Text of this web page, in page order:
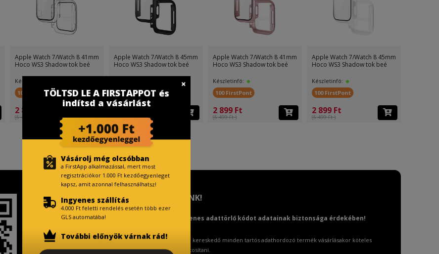
Apple Watch 7/Watch 8 41mm
Hoco WS3 Shadow tok beé
Készletinfó:
100 FirstPont
2 899 Ft
(5 499 Ft )
Apple Watch 7/Watch 8 45mm
Hoco WS3 Shadow tok beé
100 FirstPont
2 899 Ft
(5 499 Ft )
Apple Watch 7/Watch 8 41mm
Hoco WS3 Shadow tok beé
Készletinfó:
100 FirstPont
2 899 Ft
(5 499 Ft )
Apple Watch 7/Watch 8 45mm
Hoco WS3 Shadow tok beé
Készletinfó:
100 FirstPont
2 899 Ft
(5 499 Ft )
TISZTELT VÁSÁRLÓNK!
Fizetésnél kérje az ingyenes adattörlő kódot adatainak biztonsága érdekében!
A Kormány döntése alapján a kereskedő minden tartós adathordozó termék vásárlásakor köteles
ingyenes adattörlő kódot biztosítani.
TÖLTSD LE A FIRSTAPPOT és
indítsd a vásárlást
Vásárolj még olcsóbban
a FirstApp alkalmazással, mert most
regisztrációkor 1.000 Ft kezdőegyenleget
kapsz, amit azonnal felhasználhatsz!
Ingyenes szállítás
4.000 Ft feletti rendelés esetén több ezer
GLS automatába!
További előnyök várnak rád!